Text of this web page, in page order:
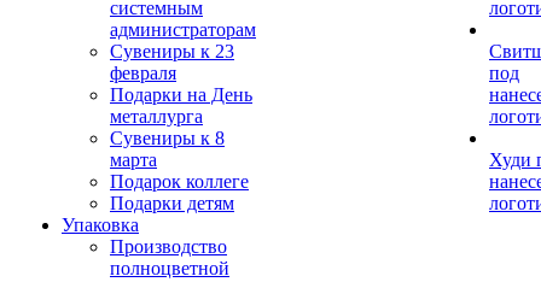
системным
администраторам
Сувениры к 23
февраля
Подарки на День
металлурга
Сувениры к 8
марта
Подарок коллеге
Подарки детям
Упаковка
Производство
полноцветной
под
Худи